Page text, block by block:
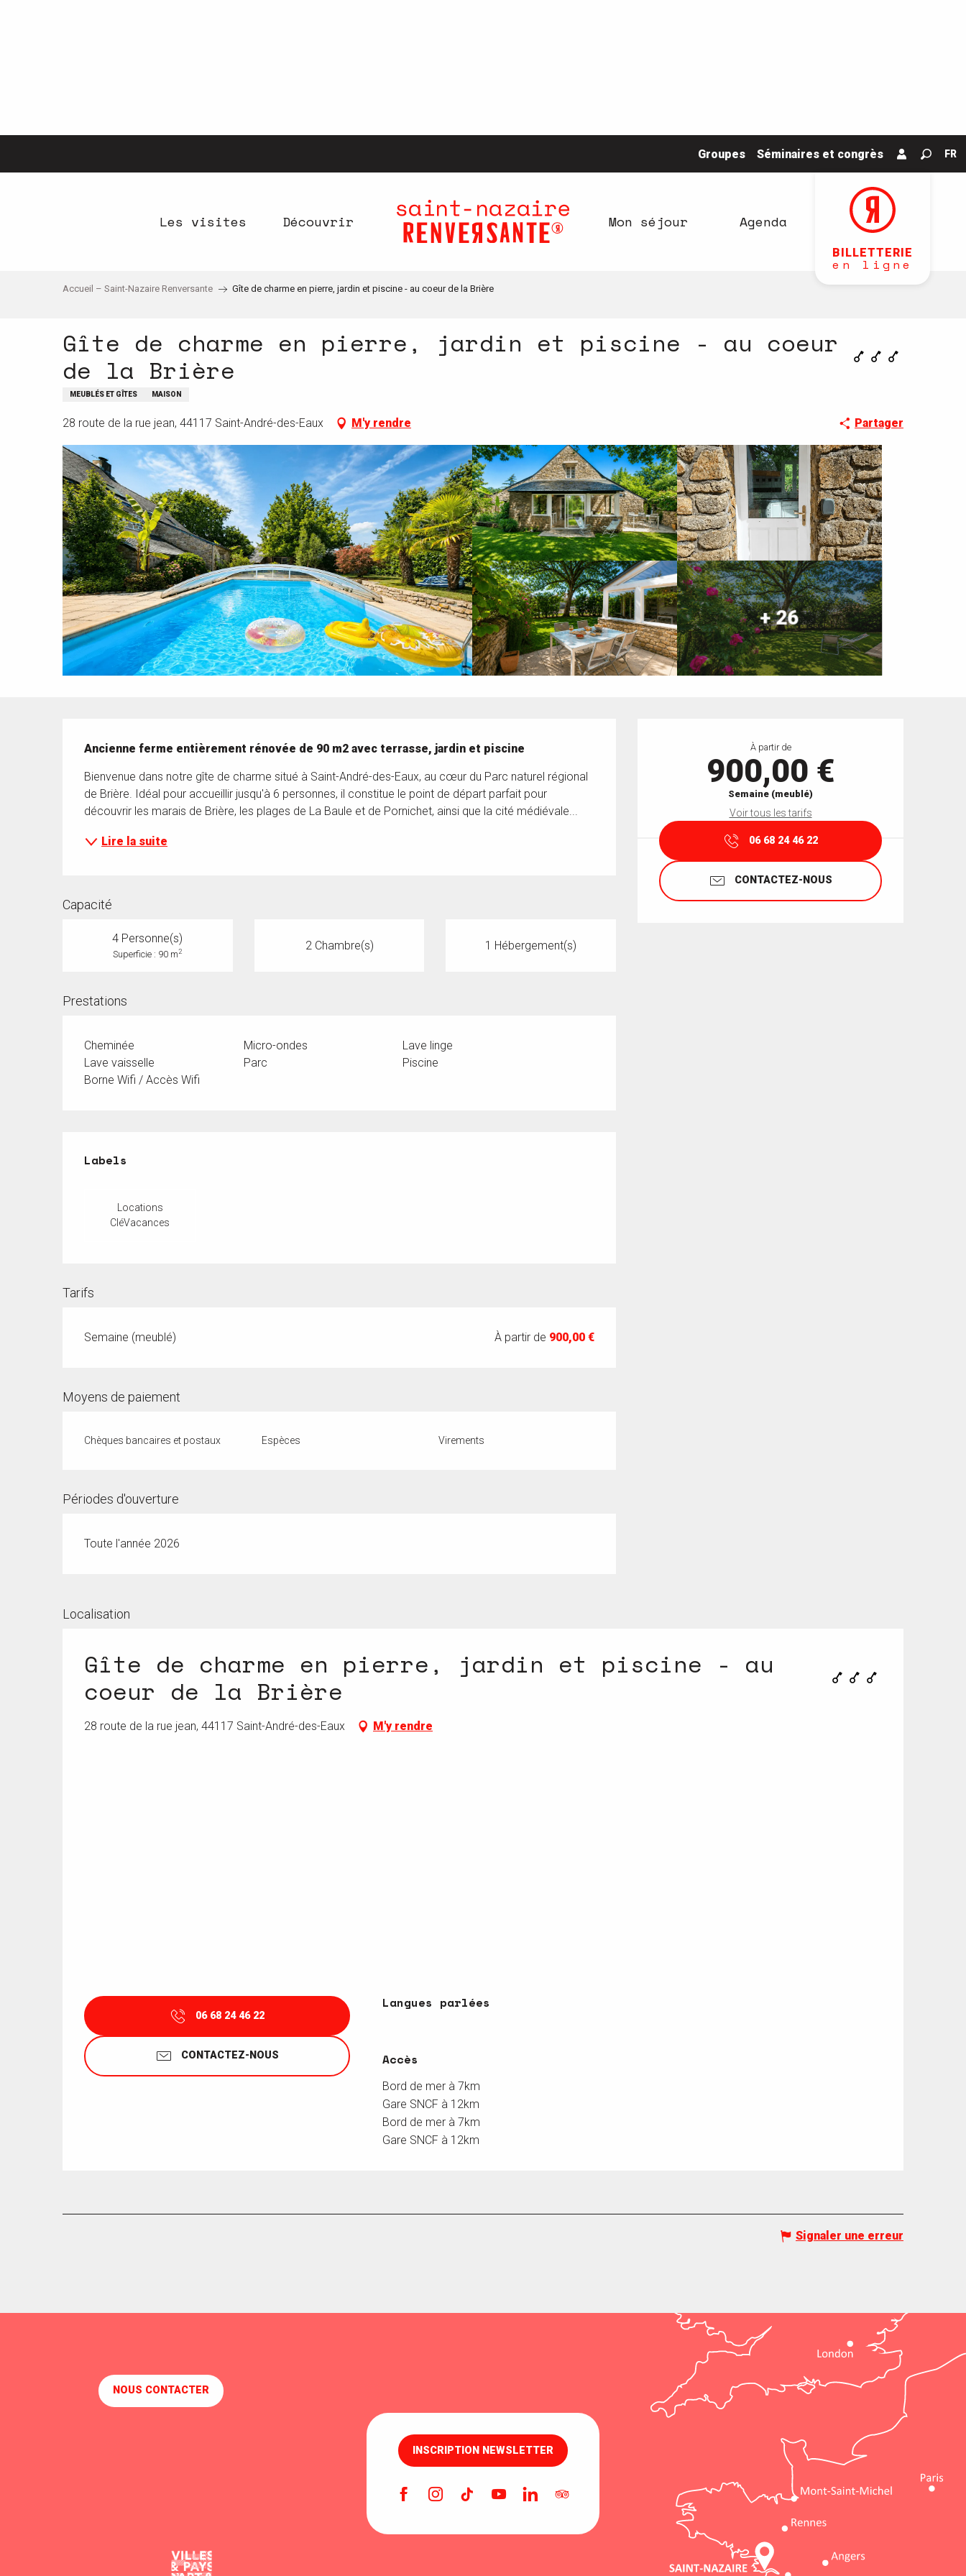
Groupes Séminaires et congrès FR
BILLETTERIE
en ligne
Les visites Découvrir Mon séjour Agenda
Accueil – Saint-Nazaire Renversante Gîte de charme en pierre, jardin et piscine - au coeur de la Brière
Gîte de charme en pierre, jardin et piscine - au coeur
de la Brière
MEUBLÉS ET GÎTES MAISON
28 route de la rue jean, 44117 Saint-André-des-Eaux M'y rendre Partager
+ 26
À partir de
900,00 €
Semaine (meublé)
Voir tous les tarifs
06 68 24 46 22
CONTACTEZ-NOUS
Ancienne ferme entièrement rénovée de 90 m2 avec terrasse, jardin et piscine
Bienvenue dans notre gîte de charme situé à Saint-André-des-Eaux, au cœur du Parc naturel régional
de Brière. Idéal pour accueillir jusqu'à 6 personnes, il constitue le point de départ parfait pour
découvrir les marais de Brière, les plages de La Baule et de Pornichet, ainsi que la cité médiévale...
Lire la suite
Capacité
4 Personne(s)
Superficie : 90 m2 2 Chambre(s) 1 Hébergement(s)
Prestations
Cheminée Micro-ondes
Lave linge
Lave vaisselle
Parc
Piscine
Borne Wifi / Accès Wifi
Labels
Labels
Locations
CléVacances
Tarifs
Semaine (meublé) À partir de 900,00 €
Moyens de paiement
Chèques bancaires et postaux Espèces Virements
Périodes d'ouverture
Toute l'année 2026
Localisation
Gîte de charme en pierre, jardin et piscine - au
coeur de la Brière
28 route de la rue jean, 44117 Saint-André-des-Eaux M'y rendre
06 68 24 46 22
CONTACTEZ-NOUS
Langues parlées
Langues parlées
Accès
Accès
Bord de mer à 7km
Gare SNCF à 12km
Bord de mer à 7km
Gare SNCF à 12km
Signaler une erreur
NOUS CONTACTER
INSCRIPTION NEWSLETTER